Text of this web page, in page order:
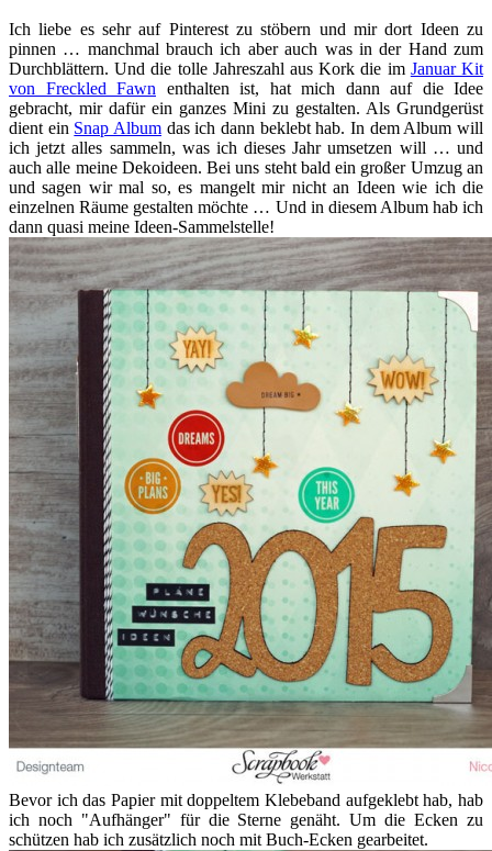
Ich liebe es sehr auf Pinterest zu stöbern und mir dort Ideen zu
pinnen … manchmal brauch ich aber auch was in der Hand zum
Durchblättern. Und die tolle Jahreszahl aus Kork die im Januar Kit
von Freckled Fawn enthalten ist, hat mich dann auf die Idee
gebracht, mir dafür ein ganzes Mini zu gestalten. Als Grundgerüst
dient ein Snap Album das ich dann beklebt hab. In dem Album will
ich jetzt alles sammeln, was ich dieses Jahr umsetzen will … und
auch alle meine Dekoideen. Bei uns steht bald ein großer Umzug an
und sagen wir mal so, es mangelt mir nicht an Ideen wie ich die
einzelnen Räume gestalten möchte … Und in diesem Album hab ich
dann quasi meine Ideen-Sammelstelle!
Bevor ich das Papier mit doppeltem Klebeband aufgeklebt hab, hab
ich noch "Aufhänger" für die Sterne genäht. Um die Ecken zu
schützen hab ich zusätzlich noch mit Buch-Ecken gearbeitet.